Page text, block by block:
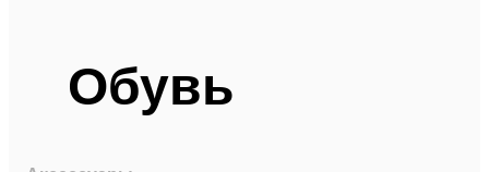
Обувь